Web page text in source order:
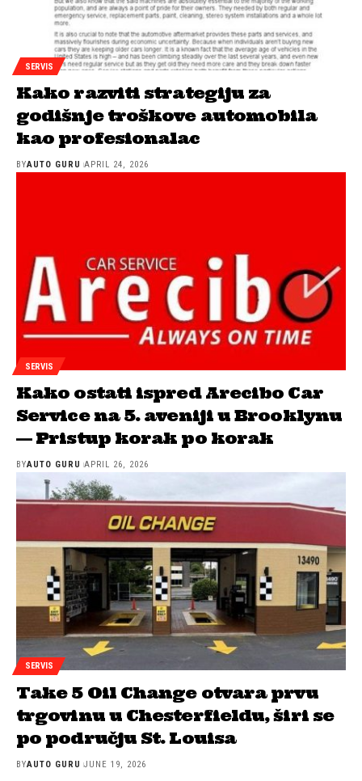
SERVIS
Kako razviti strategiju za
godišnje troškove automobila
kao profesionalac
BYAUTO GURU APRIL 24, 2026
SERVIS
Kako ostati ispred Arecibo Car
Service na 5. aveniji u Brooklynu
— Pristup korak po korak
BYAUTO GURU APRIL 26, 2026
SERVIS
Take 5 Oil Change otvara prvu
trgovinu u Chesterfieldu, širi se
po području St. Louisa
BYAUTO GURU JUNE 19, 2026